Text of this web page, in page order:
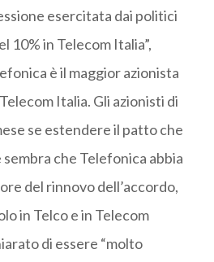
esercitata dai politici
10% in Telecom Italia”,
è il maggior azionista
Italia. Gli azionisti di
se estendere il patto che
che Telefonica abbia
del rinnovo dell’accordo,
in Telco e in Telecom
di essere “molto